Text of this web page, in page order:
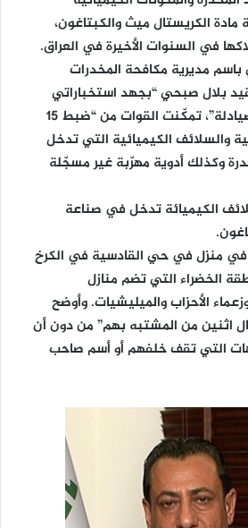
الكريستال ميث والكبتاغون،
في السنوات الأخيرة في العراق.
مديرية مكافحة المخدرات
بلال صبحي “بجهد استخباراتي
وبالتعاون مع نقابة الصيادلة”، تمكّنت القوات من “ضبط 15
والسلائف الكيميائية التي تدخل
وكذلك أدوية مهرّبة غير مسجّلة
الكيميائة تدخل في صناعة
منزل في حي القادسية في الكرخ
الخضراء التي تضم منازل
الأحزاب والميليشيات. وأوضح
اثنين من المشتبه بهم” من دون أن
التي تقف خلفهم أو أسم صاحب